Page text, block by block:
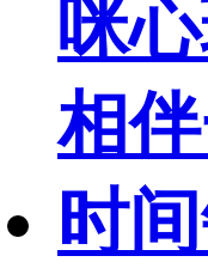
咪
相
时